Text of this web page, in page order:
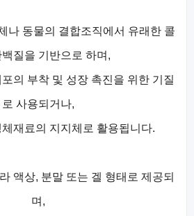
나 동물의 결합조직에서 유래한 콜
질을 기반으로 하며,
의 부착 및 성장 촉진을 위한 기질
로 사용되거나,
재료의 지지체로 활용됩니다.
액상, 분말 또는 겔 형태로 제공되
며,